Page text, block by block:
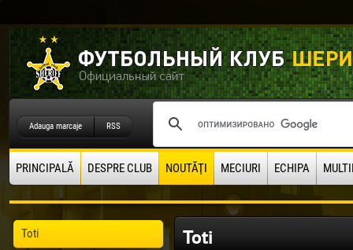
Adauga marcaje RSS
PRINCIPALĂ DESPRE CLUB NOUTĂŢI MECIURI ECHIPA
Toti Toti